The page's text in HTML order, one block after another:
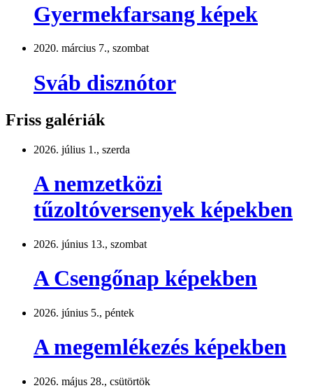
Gyermekfarsang képek
2020. március 7., szombat
Sváb disznótor
Friss galériák
2026. július 1., szerda
A nemzetközi
tűzoltóversenyek képekben
2026. június 13., szombat
A Csengőnap képekben
2026. június 5., péntek
A megemlékezés képekben
2026. május 28., csütörtök